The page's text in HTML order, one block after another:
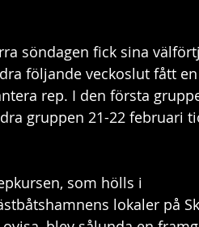
söndagen fick sina
följande veckoslut fått
rep. I den första
gruppen 21-22 februari
som hölls i
lokaler på